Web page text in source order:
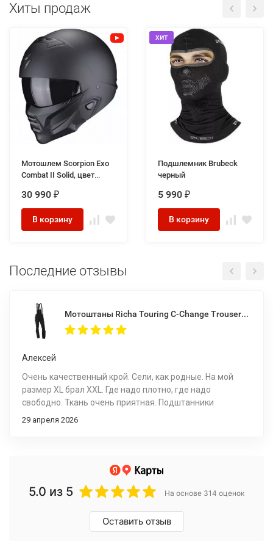
Хиты продаж
Мотошлем Scorpion Exo
Combat II Solid, цвет
30 990 ₽
В корзину
хит
Подшлемник Brubeck
черный
5 990 ₽
В корзину
Последние отзывы
Мотоштаны Richa Touring C-Change Trousers Men Black
Алексей
Очень качественный крой. Сели, как родные. На мой
размер ХL брал XXL. Где надо плотно, где надо
свободно. Ткань очень приятная. Подштанники
особенно комфортные. Важно - мотоштаны лёгкие!
Огромное спасибо магазину за отличный товар по супер
29 апреля 2026